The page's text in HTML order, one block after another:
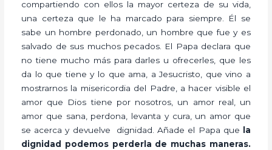
compartiendo con ellos la mayor certeza de su vida,
una certeza que le ha marcado para siempre. Él se
sabe un hombre perdonado, un hombre que fue y es
salvado de sus muchos pecados. El Papa declara que
no tiene mucho más para darles u ofrecerles, que les
da lo que tiene y lo que ama, a Jesucristo, que vino a
mostrarnos la misericordia del Padre, a hacer visible el
amor que Dios tiene por nosotros, un amor real, un
amor que sana, perdona, levanta y cura, un amor que
se acerca y devuelve dignidad. Añade el Papa que la
dignidad podemos perderla de muchas maneras.